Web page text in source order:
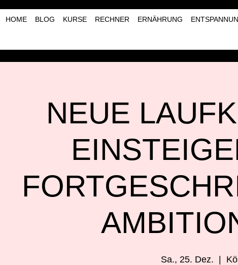
HOME BLOG KURSE RECHNER ERNÄHRUNG
NEUE
Sa., 25. Dez.